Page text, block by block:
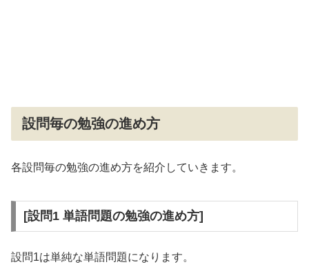
設問毎の勉強の進め方
各設問毎の勉強の進め方を紹介していきます。
[設問1 単語問題の勉強の進め方]
設問1は単純な単語問題になります。